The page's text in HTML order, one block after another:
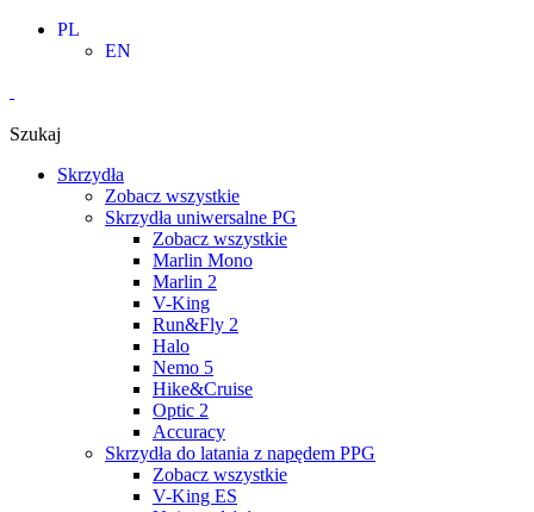
Skip
PL
EN
Szukaj
Skrzydła
Zobacz wszystkie
Skrzydła uniwersalne PG
Zobacz wszystkie
Marlin Mono
Marlin 2
V-King
Run&Fly 2
Halo
Nemo 5
Hike&Cruise
Optic 2
Accuracy
Skrzydła do latania z napędem PPG
Zobacz wszystkie
V-King ES